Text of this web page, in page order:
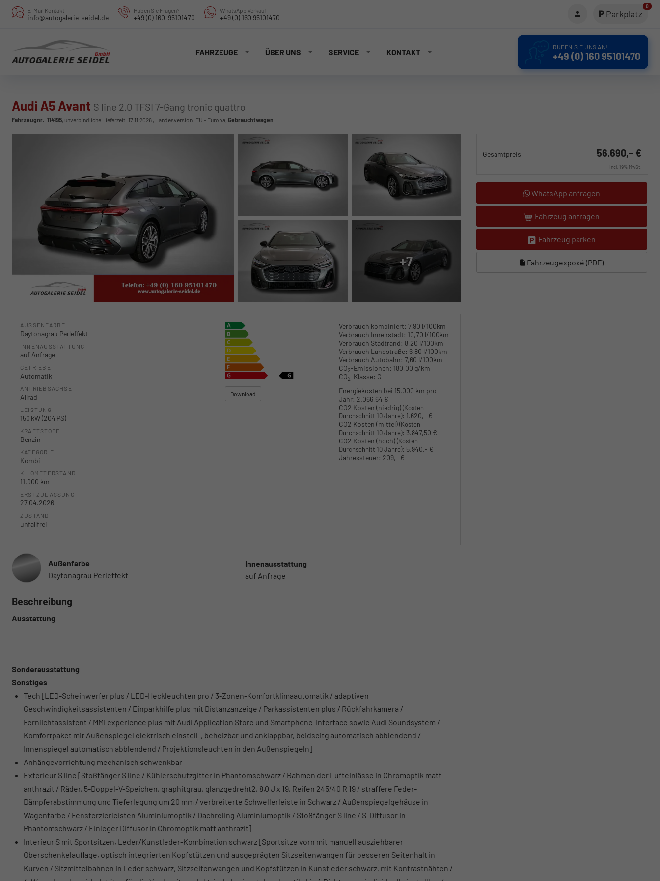
E-Mail Kontakt
info@autogalerie-seidel.de
Haben Sie Fragen?
+49 (0) 160-95101470
WhatsApp Verkauf
+49 (0) 160 95101470 Parkplatz
0
FAHRZEUGE ÜBER UNS SERVICE KONTAKT
RUFEN SIE UNS AN!
+49 (0) 160 95101470
Audi A5 Avant S line 2.0 TFSI 7-Gang tronic quattro
Fahrzeugnr.: 114195, unverbindliche Lieferzeit: 17.11.2026 , Landesversion: EU - Europa, Gebrauchtwagen
Gesamtpreis 56.690,– €
incl. 19% MwSt.
WhatsApp anfragen
Fahrzeug anfragen
Fahrzeug parken
Fahrzeugexposé (PDF)
+7
AUSSENFARBE
Daytonagrau Perleffekt
INNENAUSSTATTUNG
auf Anfrage
GETRIEBE
Automatik
ANTRIEBSACHSE
Allrad
LEISTUNG
150 kW (204 PS)
KRAFTSTOFF
Benzin
KATEGORIE
Kombi
KILOMETERSTAND
11.000 km
ERSTZULASSUNG
27.04.2026
ZUSTAND
unfallfrei
Verbrauch kombiniert: 7,90 l/100km
Verbrauch Innenstadt: 10,70 l/100km
Verbrauch Stadtrand: 8,20 l/100km
Verbrauch Landstraße: 6,80 l/100km
Verbrauch Autobahn: 7,60 l/100km
CO2-Emissionen: 180,00 g/km
CO2-Klasse: G
Download
Energiekosten bei 15.000 km pro
Jahr: 2.066,64 €
CO2 Kosten (niedrig)(Kosten
Durchschnitt 10 Jahre): 1.620,- €
CO2 Kosten (mittel)(Kosten
Durchschnitt 10 Jahre): 3.847,50 €
CO2 Kosten (hoch)(Kosten
Durchschnitt 10 Jahre): 5.940,- €
Jahressteuer: 209,- €
Außenfarbe
Daytonagrau Perleffekt
Innenausstattung
auf Anfrage
Beschreibung
Ausstattung
Sonderausstattung
Sonstiges
Tech [LED-Scheinwerfer plus / LED-Heckleuchten pro / 3-Zonen-Komfortklimaautomatik / adaptiven
Geschwindigkeitsassistenten / Einparkhilfe plus mit Distanzanzeige / Parkassistenten plus / Rückfahrkamera /
Fernlichtassistent / MMI experience plus mit Audi Application Store und Smartphone-Interface sowie Audi Soundsystem /
Komfortpaket mit Außenspiegel elektrisch einstell-, beheizbar und anklappbar, beidseitg automatisch abblendend /
Innenspiegel automatisch abblendend / Projektionsleuchten in den Außenspiegeln]
Anhängevorrichtung mechanisch schwenkbar
Exterieur S line [Stoßfänger S line / Kühlerschutzgitter in Phantomschwarz / Rahmen der Lufteinlässe in Chromoptik matt
anthrazit / Räder, 5-Doppel-V-Speichen, graphitgrau, glanzgedreht2, 8,0 J x 19, Reifen 245/40 R 19 / straffere Feder-
Dämpferabstimmung und Tieferlegung um 20 mm / verbreiterte Schwellerleiste in Schwarz / Außenspiegelgehäuse in
Wagenfarbe / Fensterzierleisten Aluminiumoptik / Dachreling Aluminiumoptik / Stoßfänger S line / S-Diffusor in
Phantomschwarz / Einleger Diffusor in Chromoptik matt anthrazit]
Interieur S mit Sportsitzen, Leder/Kunstleder-Kombination schwarz [Sportsitze vorn mit manuell ausziehbarer
Oberschenkelauflage, optisch integrierten Kopfstützen und ausgeprägten Sitzseitenwangen für besseren Seitenhalt in
Kurven / Sitzmittelbahnen in Leder schwarz, Sitzseitenwangen und Kopfstützen in Kunstleder schwarz, mit Kontrastnähten /